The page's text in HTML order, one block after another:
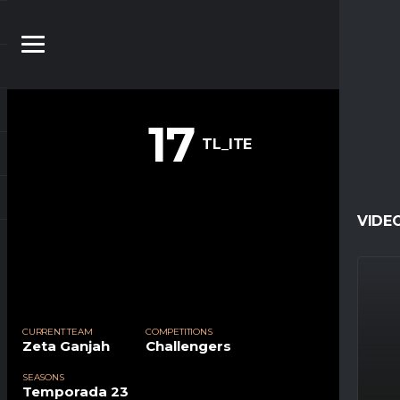
17 TL_ITE
CURRENT TEAM
Zeta Ganjah
COMPETITIONS
Challengers
SEASONS
Temporada 23